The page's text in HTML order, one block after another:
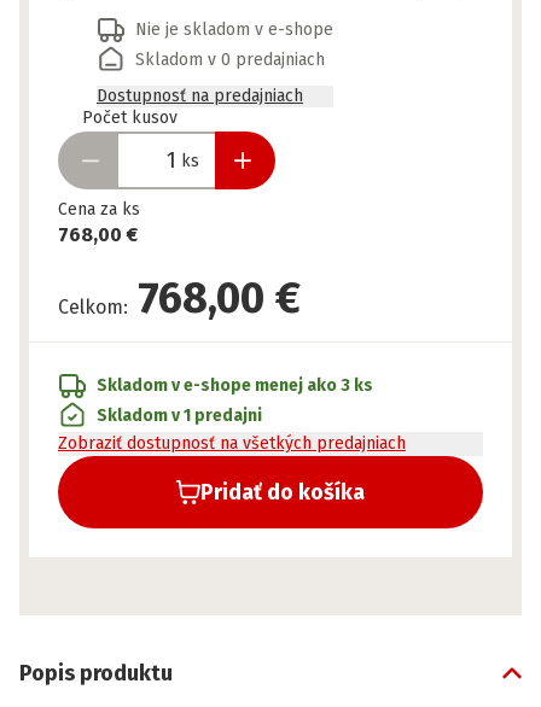
Nie je skladom v e-shope
Skladom v 0 predajniach
Dostupnosť na predajniach
Počet kusov
ks
Pripravené
Cena za ks
768,00 €
Celkom: 768,00 €
Pridať do košíka
Skladom v e-shope menej ako 3 ks
Skladom v 1 predajni
Zobraziť dostupnosť na všetkých predajniach
Popis produktu